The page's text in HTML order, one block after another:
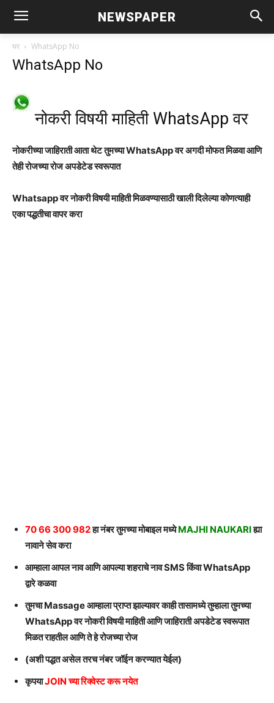
NEWSPAPER
घर WhatsApp No
WhatsApp No
नोकरी विषयी माहिती WhatsApp वर
नोकरीच्या जाहिराती आता थेट तुमच्या WhatsApp वर अगदी मोफत मिळवा आणि
तेही रोजच्या रोज अपडेटेड स्वरूपात
Whatsapp वर नोकरी विषयी माहिती मिळवण्यासाठी खाली दिलेल्या कोणत्याही
एका पद्धतीचा वापर करा
70 66 300 982हा नंबर तुमच्या मोबाइल मध्येMAJHI NAUKARIह्या
नावाने सेव करा
आम्हाला आपल नाव आणि आपल्या शहराचे नाव SMS किंवा WhatsApp
द्वारे कळवा
तुमचा Massage आम्हाला प्राप्त झाल्यावर काही तासामध्ये तुम्हाला तुमच्या
WhatsApp वर नोकरी विषयी माहिती आणि जाहिराती अपडेटेड स्वरूपात
मिळत राहतील आणि ते हे रोजच्या रोज
(अशी पद्धत असेल तरच नंबर जॉईन करण्यात येईल)
कृपयाJOIN च्या रिक्वेस्ट करू नयेत